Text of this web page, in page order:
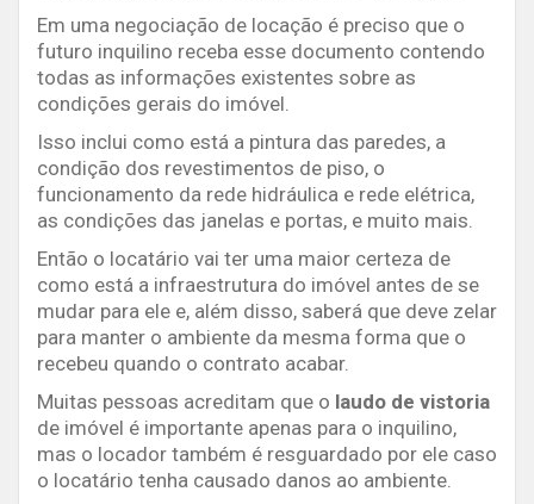
Em uma negociação de locação é preciso que o
futuro inquilino receba esse documento contendo
todas as informações existentes sobre as
condições gerais do imóvel.
Isso inclui como está a pintura das paredes, a
condição dos revestimentos de piso, o
funcionamento da rede hidráulica e rede elétrica,
as condições das janelas e portas, e muito mais.
Então o locatário vai ter uma maior certeza de
como está a infraestrutura do imóvel antes de se
mudar para ele e, além disso, saberá que deve zelar
para manter o ambiente da mesma forma que o
recebeu quando o contrato acabar.
Muitas pessoas acreditam que o laudo de vistoria
de imóvel é importante apenas para o inquilino,
mas o locador também é resguardado por ele caso
o locatário tenha causado danos ao ambiente.